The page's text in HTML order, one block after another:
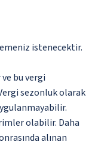
istenecektir.
bu vergi
sezonluk olarak
olabilir. Daha
alınan